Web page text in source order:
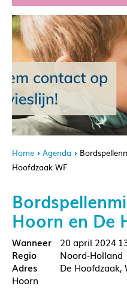
Home Agenda
Hoofdzaak WF
Hoorn en De
20 april 2024
Noord-Holland
De
Hoorn